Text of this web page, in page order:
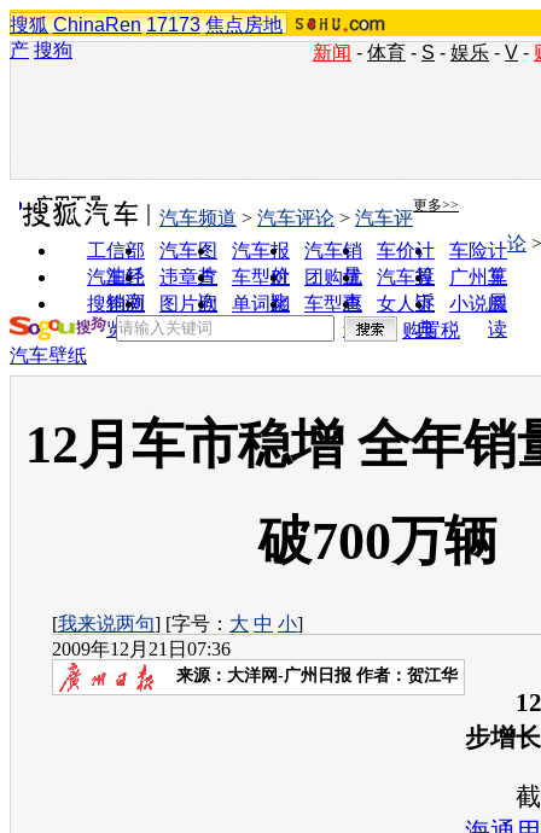
搜狐 ChinaRen 17173 焦点房地
产 搜狗 新闻 - 体育 - S - 娱乐 - V -
实用工具 更多>>
工信部
油耗
汽车图
片
汽车报
价
汽车销
量
车价计
算
车险计
算
汽车经
销商
违章查
询
车型对
比
团购优
惠
汽车投
诉
广州车
展
搜狗浏
览器
图片欣
赏
单词翻
车型查
询
女人宝
典
小说阅
读
汽车频道 > 汽车评论 > 汽车评
论
购置税
汽车壁纸
12月车市稳增 全年销
破700万辆
[我来说两句] [字号： 大 中 小]
2009年12月21日07:36
来源： 大洋网-广州日报 作者：贺江华
12
步增长
截